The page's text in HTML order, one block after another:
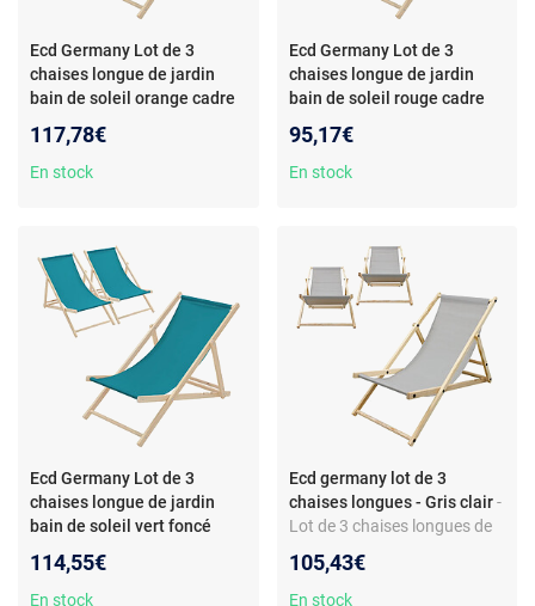
Ecd Germany Lot de 3
chaises longue de jardin
bain de soleil orange cadre
117,78€
En stock
Ecd Germany Lot de 3
chaises longue de jardin
bain de soleil rouge cadre
95,17€
En stock
Ecd Germany Lot de 3
chaises longue de jardin
bain de soleil vert foncé
114,55€
En stock
Ecd germany lot de 3
chaises longues - Gris clair -
Lot de 3 chaises longues de
Pliables - En bois de pin
105,43€
En stock